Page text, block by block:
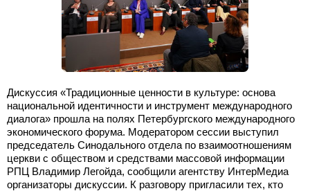
Дискуссия «Традиционные ценности в культуре: основа
национальной идентичности и инструмент международного
диалога» прошла на полях Петербургского международного
экономического форума. Модератором сессии выступил
председатель Синодального отдела по взаимоотношениям
церкви с обществом и средствами массовой информации
РПЦ Владимир Легойда, сообщили агентству ИнтерМедиа
организаторы дискуссии. К разговору пригласили тех, кто